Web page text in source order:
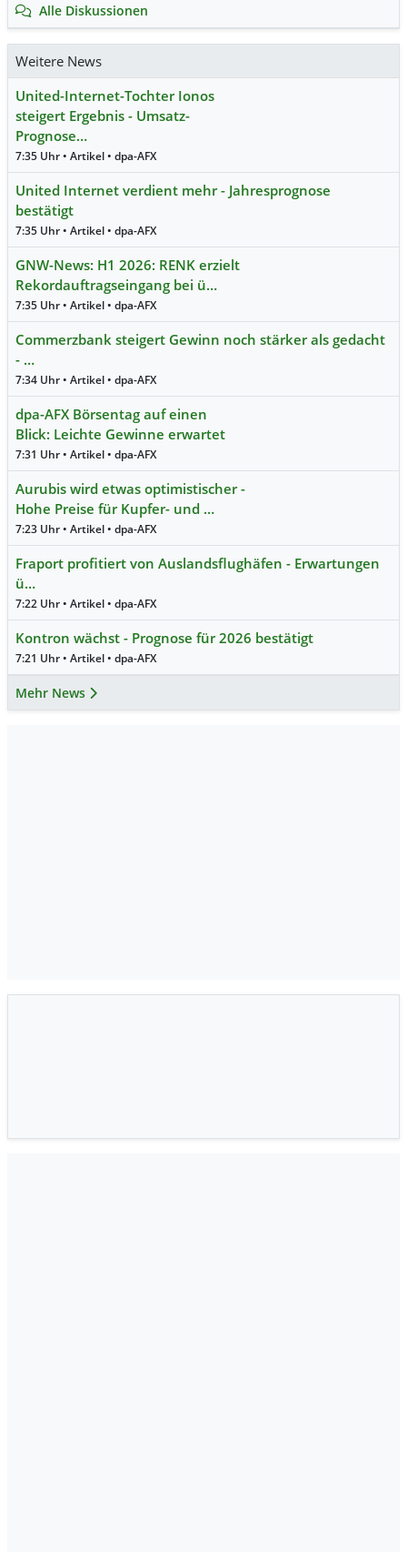
Alle Diskussionen
Weitere News
United-Internet-Tochter Ionos
steigert Ergebnis - Umsatz-
Prognose…
7:35 Uhr • Artikel • dpa-AFX
United Internet verdient mehr - Jahresprognose
bestätigt
7:35 Uhr • Artikel • dpa-AFX
GNW-News: H1 2026: RENK erzielt
Rekordauftragseingang bei ü…
7:35 Uhr • Artikel • dpa-AFX
Commerzbank steigert Gewinn noch stärker als gedacht
- …
7:34 Uhr • Artikel • dpa-AFX
dpa-AFX Börsentag auf einen
Blick: Leichte Gewinne erwartet
7:31 Uhr • Artikel • dpa-AFX
Aurubis wird etwas optimistischer -
Hohe Preise für Kupfer- und …
7:23 Uhr • Artikel • dpa-AFX
Fraport profitiert von Auslandsflughäfen - Erwartungen
ü…
7:22 Uhr • Artikel • dpa-AFX
Kontron wächst - Prognose für 2026 bestätigt
7:21 Uhr • Artikel • dpa-AFX
Mehr News